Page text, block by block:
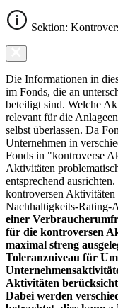
Sektion:
Die Informationen in
im Fonds, die an
beteiligt sind. Welche
relevant für die
selbst überlassen. Da
Unternehmen in
Fonds in "kontroverse
Aktivitäten
entsprechend
kontroversen
Nachhaltigkeits-Rating-
einer
für die kontroversen
maximal streng
Toleranzniveau für
Aktivitäten
Dabei werden